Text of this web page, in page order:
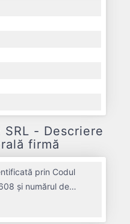
SRL - Descriere
firmă
prin Codul
și numărul de